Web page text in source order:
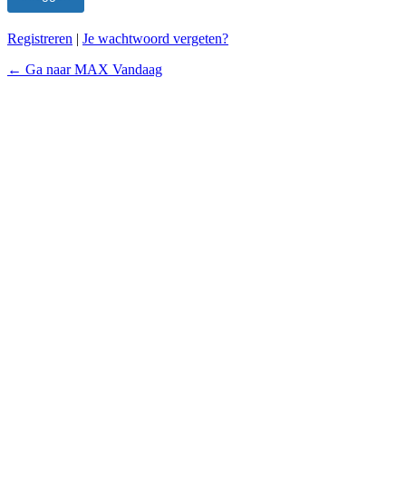
Registreren | Je wachtwoord vergeten?
← Ga naar MAX Vandaag